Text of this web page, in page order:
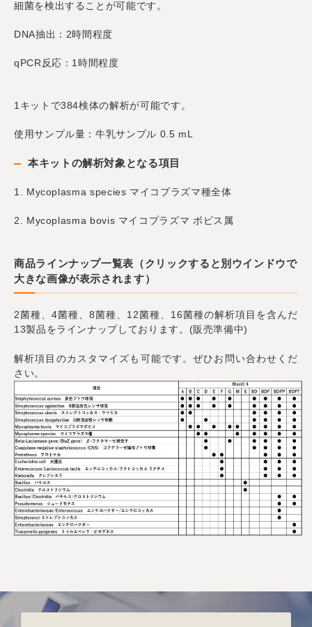
細菌を検出することが可能です。
DNA抽出：2時間程度
qPCR反応：1時間程度
1キットで384検体の解析が可能です。
使用サンプル量：牛乳サンプル 0.5 mL
本キットの解析対象となる項目
1. Mycoplasma species マイコプラズマ種全体
2. Mycoplasma bovis マイコプラズマ ボビス属
商品ラインナップ一覧表（クリックすると別ウインドウで
大きな画像が表示されます）
2菌種、4菌種、8菌種、12菌種、16菌種の解析項目を含んだ
13製品をラインナップしております。(販売準備中)
解析項目のカスタマイズも可能です。ぜひお問い合わせくだ
さい。